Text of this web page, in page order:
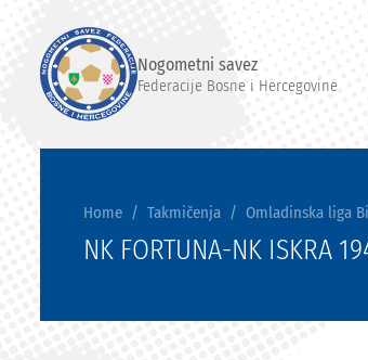
Nogometni savez
Federacije Bosne i Hercegovine
Home Takmičenja Omladinska liga
NK FORTUNA-NK ISKRA